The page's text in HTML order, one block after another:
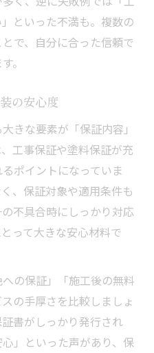
といった不満も。複数の
で、自分に合った信頼で
。
の安心度
きな要素が「保証内容」
工事保証や塗料保証が充
ポイントになっていま
、保証対象や適用条件も
不具合時にしっかり対応
って大きな安心材料で
の保証」「施工後の無料
の手厚さを比較しましょ
書がしっかり発行され
」といった声があり、保